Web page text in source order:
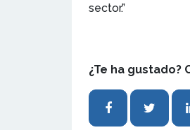
sector.”
¿Te ha gustado?